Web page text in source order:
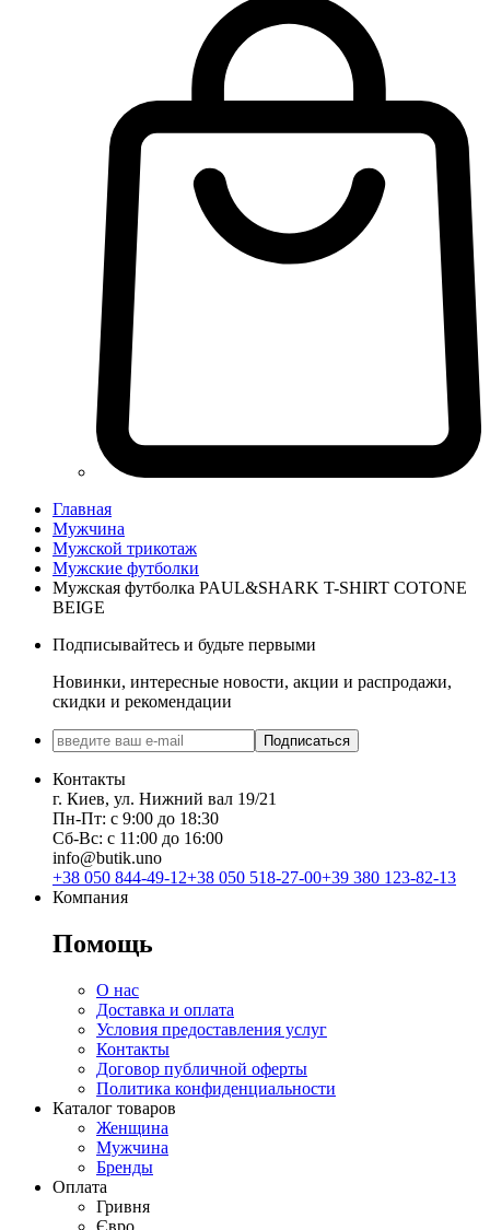
Главная
Мужчина
Мужской трикотаж
Мужские футболки
Мужская футболка PAUL&SHARK T-SHIRT COTONE
BEIGE
Подписывайтесь и будьте первыми
Новинки, интересные новости, акции и распродажи,
скидки и рекомендации
Подписаться
Контакты
г. Киев, ул. Нижний вал 19/21
Пн-Пт: с 9:00 до 18:30
Сб-Вс: с 11:00 до 16:00
info@butik.uno
+38 050 844-49-12+38 050 518-27-00+39 380 123-82-13
Компания
Помощь
О нас
Доставка и оплата
Условия предоставления услуг
Контакты
Договор публичной оферты
Политика конфиденциальности
Каталог товаров
Женщина
Мужчина
Бренды
Оплата
Гривня
Євро